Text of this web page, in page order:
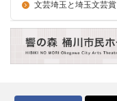
文芸埼玉と埼玉文芸賞